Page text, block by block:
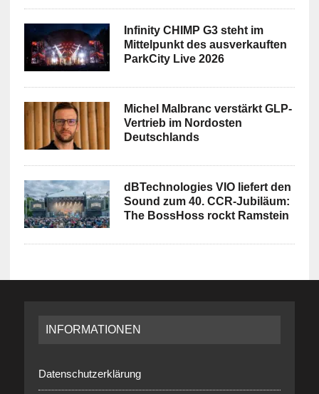
Infinity CHIMP G3 steht im
Mittelpunkt des ausverkauften
ParkCity Live 2026
Michel Malbranc verstärkt GLP-
Vertrieb im Nordosten
Deutschlands
dBTechnologies VIO liefert den
Sound zum 40. CCR-Jubiläum:
The BossHoss rockt Ramstein
INFORMATIONEN
Datenschutzerklärung